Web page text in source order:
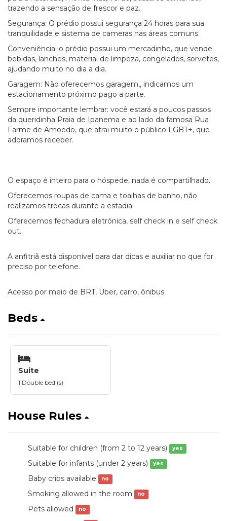
trazendo a sensação de frescor e paz.
Segurança: O prédio possui segurança 24 horas para sua
tranquilidade e sistema de cameras nas áreas comuns.
Conveniência: o prédio possui um mercadinho, que vende
bebidas, lanches, material de limpeza, congelados, sorvetes,
ajudando muito no dia a dia.
Garagem: Não oferecemos garagem,, indicamos um
estacionamento próximo pago a parte.
Sempre importante lembrar: você estará a poucos passos
da queridinha Praia de Ipanema e ao lado da famosa Rua
Farme de Amoedo, que atrai muito o público LGBT+, que
adoramos receber.
O espaço é inteiro para o hóspede, nada é compartilhado.
Oferecemos roupas de cama e toalhas de banho, não
realizamos trocas durante a estadia.
Oferecemos fechadura eletrônica, self check in e self check
out.
A anfitriã está disponível para dar dicas e auxiliar no que for
preciso por telefone.
Acesso por meio de BRT, Uber, carro, ônibus.
Beds
Suite
1 Double bed (s)
House Rules
Suitable for children (from 2 to 12 years) yes
Suitable for infants (under 2 years) yes
Baby cribs available no
Smoking allowed in the room no
Pets allowed no